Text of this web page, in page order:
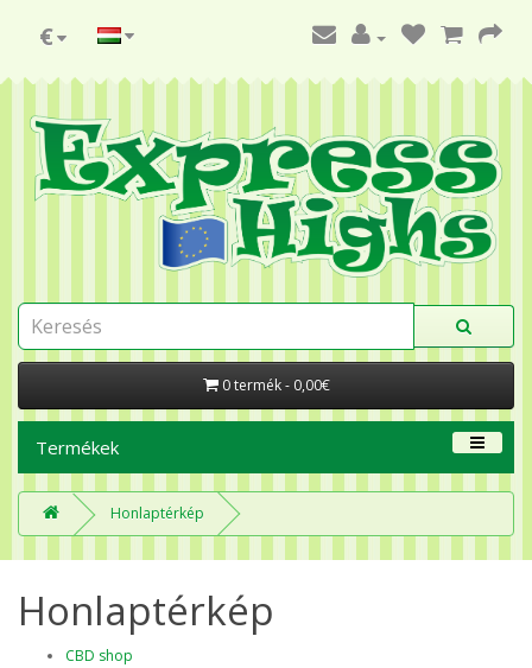
€
0 termék - 0,00€
Termékek
Honlaptérkép
Honlaptérkép
CBD shop